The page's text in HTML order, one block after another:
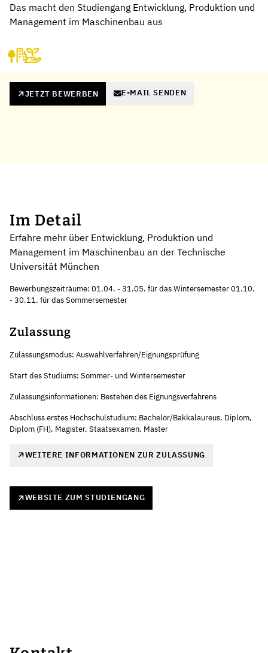
Das macht den Studiengang Entwicklung, Produktion und
Management im Maschinenbau aus
JETZT BEWERBEN E-MAIL SENDEN
Im Detail
Erfahre mehr über Entwicklung, Produktion und
Management im Maschinenbau an der Technische
Universität München
Bewerbungszeiträume: 01.04. - 31.05. für das Wintersemester 01.10.
- 30.11. für das Sommersemester
Zulassung
Zulassungsmodus: Auswahlverfahren/Eignungsprüfung
Start des Studiums: Sommer- und Wintersemester
Zulassungsinformationen: Bestehen des Eignungsverfahrens
Abschluss erstes Hochschulstudium: Bachelor/Bakkalaureus, Diplom,
Diplom (FH), Magister, Staatsexamen, Master
WEITERE INFORMATIONEN ZUR ZULASSUNG
WEBSITE ZUM STUDIENGANG